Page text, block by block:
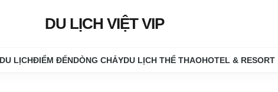
DU LỊCH VIỆT VIP
LỊCHĐIỂM ĐẾN DÒNG CHẢY DU LỊCH THỂ THAO HOTEL & RESORT